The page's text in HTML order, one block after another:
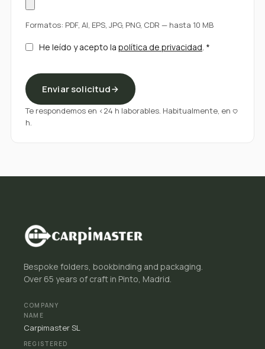
Formatos: PDF, AI, EPS, JPG, PNG, CDR — hasta 10 MB
He leído y acepto la política de privacidad. *
Enviar solicitud
Te respondemos en <24 h laborables. Habitualmente, en <3
h.
Bespoke folders, bookbinding and packaging.
Over 65 years of craft in Pinto, Madrid.
COMPANY
NAME
Carpimaster SL
REGISTERED